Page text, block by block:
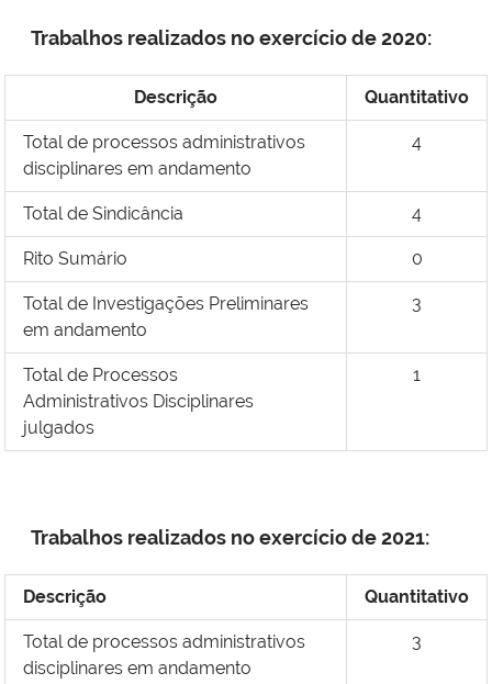
Trabalhos realizados no exercício de 2020:
Descrição Quantitativo
Total de processos administrativos
disciplinares em andamento
4
Total de Sindicância 4
Rito Sumário 0
Total de Investigações Preliminares
em andamento
3
Total de Processos
Administrativos Disciplinares
julgados
1
Trabalhos realizados no exercício de 2021:
Descrição Quantitativo
Total de processos administrativos
disciplinares em andamento
3